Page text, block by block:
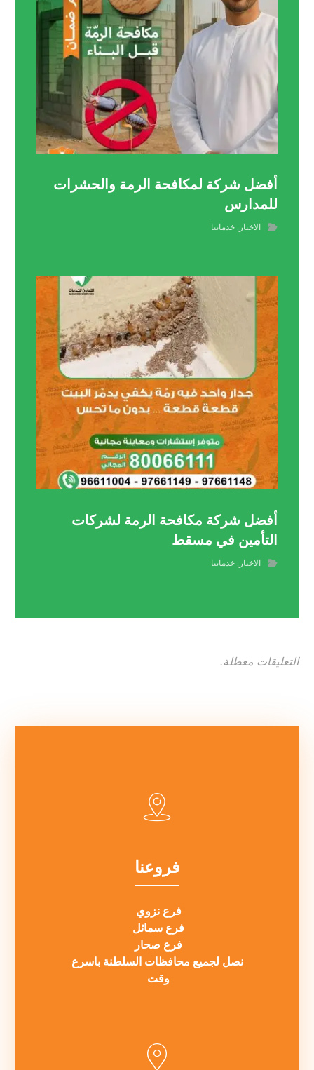
أفضل شركة لمكافحة الرمة والحشرات
للمدارس
الاخبار ,خدماتنا
أفضل شركة مكافحة الرمة لشركات
التأمين في مسقط
الاخبار ,خدماتنا
التعليقات معطلة.
فروعنا
فرع نزوي
فرع سمائل
فرع صحار
نصل لجميع محافظات السلطنة باسرع
وقت